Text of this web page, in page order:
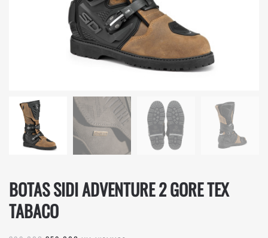
BOTAS SIDI ADVENTURE 2 GORE TEX
TABACO